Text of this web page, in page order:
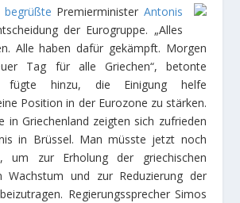
begrüßte Premierminister Antonis
der Eurogruppe. „Alles
Alle haben dafür gekämpft. Morgen
Tag für alle Griechen“, betonte
fügte hinzu, die Einigung helfe
Position in der Eurozone zu stärken.
in Griechenland zeigten sich zufrieden
in Brüssel. Man müsste jetzt noch
um zur Erholung der griechischen
Wachstum und zur Reduzierung der
Regierungssprecher Simos